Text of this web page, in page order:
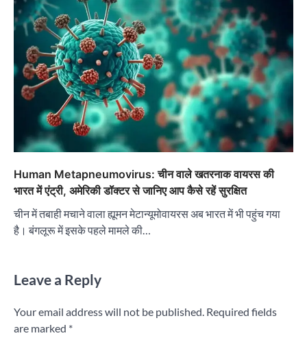
Human Metapneumovirus: चीन वाले खतरनाक वायरस की
भारत में एंट्री, अमेरिकी डॉक्टर से जानिए आप कैसे रहें सुरक्षित
चीन में तबाही मचाने वाला ह्यूमन मेटान्यूमोवायरस अब भारत में भी पहुंच गया
है। बंगलूरू में इसके पहले मामले की…
Leave a Reply
Your email address will not be published. Required fields
are marked *